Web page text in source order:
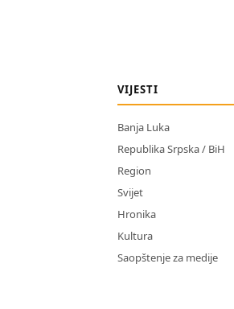
VIJESTI
Banja Luka
Republika Srpska / BiH
Region
Svijet
Hronika
Kultura
Saopštenje za medije